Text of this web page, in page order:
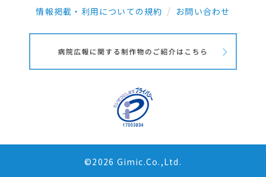
情報掲載・利用についての規約
お問い合わせ
©2026 Gimic.Co.,Ltd.